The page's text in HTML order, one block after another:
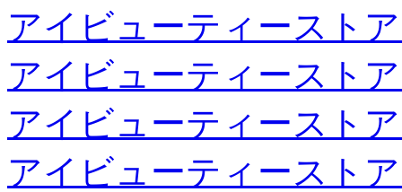
アイビューティースト
アイビューティースト
アイビューティースト
アイビューティースト